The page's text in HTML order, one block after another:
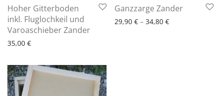
Hoher Gitterboden
inkl. Fluglochkeil und
Varoaschieber Zander
35,00 €
6 - 10 Arbeitstage
Ganzzarge Zander
29,90 € – 34,80 €
6 - 10 Arbeitstage